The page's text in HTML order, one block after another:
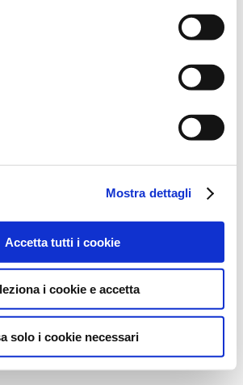
Mostra dettagli
Accetta tutti i cookie
i cookie e accetta
solo i cookie necessari